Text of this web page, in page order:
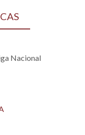
Nacional